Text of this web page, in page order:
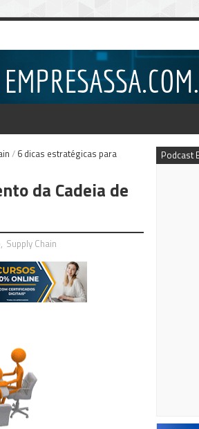
/ 6 dicas estratégicas para
da Cadeia de
, Supply Chain
Podcast